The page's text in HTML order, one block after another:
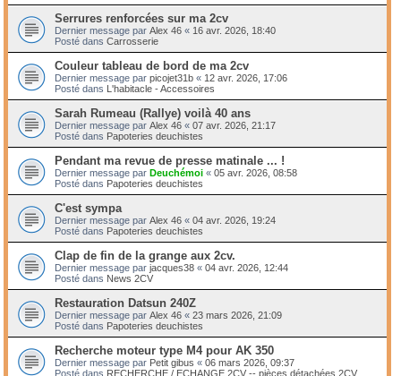
Serrures renforcées sur ma 2cv
Dernier message par Alex 46 « 16 avr. 2026, 18:40
Posté dans Carrosserie
Couleur tableau de bord de ma 2cv
Dernier message par picojet31b « 12 avr. 2026, 17:06
Posté dans L'habitacle - Accessoires
Sarah Rumeau (Rallye) voilà 40 ans
Dernier message par Alex 46 « 07 avr. 2026, 21:17
Posté dans Papoteries deuchistes
Pendant ma revue de presse matinale ... !
Dernier message par Deuchémoi « 05 avr. 2026, 08:58
Posté dans Papoteries deuchistes
C'est sympa
Dernier message par Alex 46 « 04 avr. 2026, 19:24
Posté dans Papoteries deuchistes
Clap de fin de la grange aux 2cv.
Dernier message par jacques38 « 04 avr. 2026, 12:44
Posté dans News 2CV
Restauration Datsun 240Z
Dernier message par Alex 46 « 23 mars 2026, 21:09
Posté dans Papoteries deuchistes
Recherche moteur type M4 pour AK 350
Dernier message par Petit gibus « 06 mars 2026, 09:37
Posté dans RECHERCHE / ECHANGE 2CV -- pièces détachées 2CV